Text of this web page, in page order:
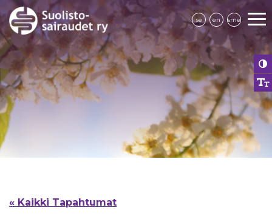
se en sme
« Kaikki Tapahtumat